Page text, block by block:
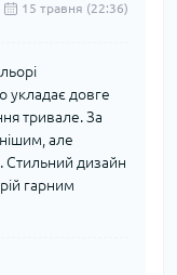
15 травня (22:36)
укладає довге
тривале. За
але
Стильний дизайн
гарним